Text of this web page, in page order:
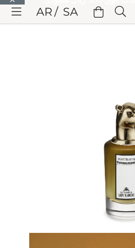
إلى المحتوى الرئيسي
الانتقال إلى
SA
AR